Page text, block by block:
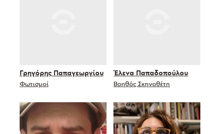
Γρηγόρης Παπαγεωργίου
Φωτισμοί
Έλενα Παπαδοπούλου
Βοηθός Σκηνοθέτη